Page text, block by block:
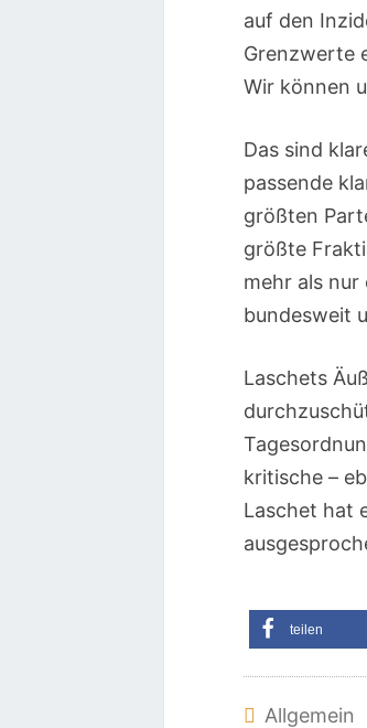
auf den
Grenzwerte
Wir können
Das sind
passende
größten
größte
mehr als
bundesweit
Laschets
kritische –
Laschet hat
teilen
Allgemein